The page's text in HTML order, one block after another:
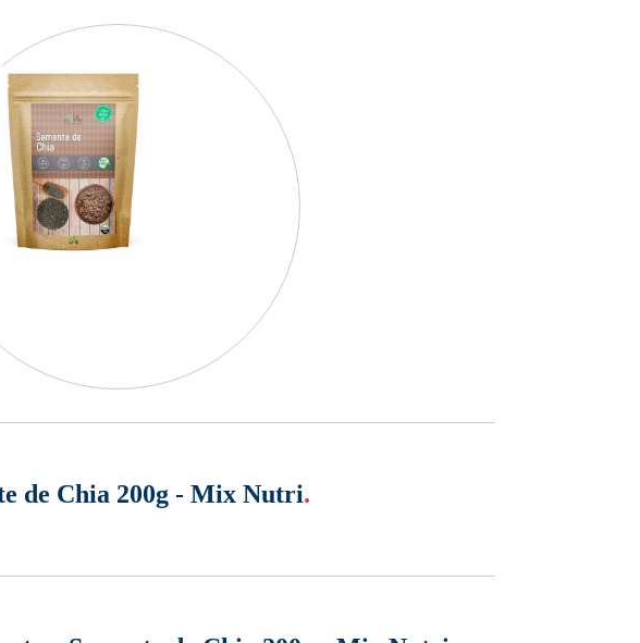
de Chia 200g - Mix Nutri.